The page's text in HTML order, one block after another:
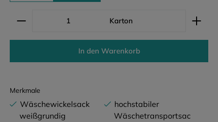
Produkt Anzahl: Gib den gewünschten Wert ein
Karton
In den Warenkorb
Merkmale
Wäschewickelsack
weißgrundig
hochstabiler
Wäschetransportsac